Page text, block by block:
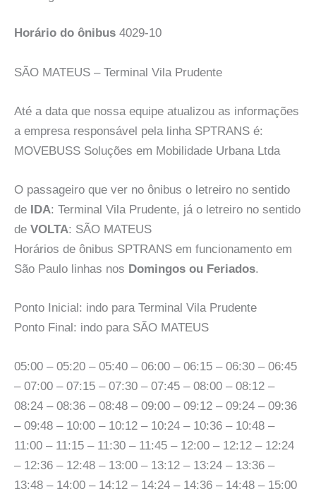
Horário do ônibus 4029-10
SÃO MATEUS – Terminal Vila Prudente
Até a data que nossa equipe atualizou as informações
a empresa responsável pela linha SPTRANS é:
MOVEBUSS Soluções em Mobilidade Urbana Ltda
O passageiro que ver no ônibus o letreiro no sentido
de IDA: Terminal Vila Prudente, já o letreiro no sentido
de VOLTA: SÃO MATEUS
Horários de ônibus SPTRANS em funcionamento em
São Paulo linhas nos Domingos ou Feriados.
Ponto Inicial: indo para Terminal Vila Prudente
Ponto Final: indo para SÃO MATEUS
05:00 – 05:20 – 05:40 – 06:00 – 06:15 – 06:30 – 06:45
– 07:00 – 07:15 – 07:30 – 07:45 – 08:00 – 08:12 –
08:24 – 08:36 – 08:48 – 09:00 – 09:12 – 09:24 – 09:36
– 09:48 – 10:00 – 10:12 – 10:24 – 10:36 – 10:48 –
11:00 – 11:15 – 11:30 – 11:45 – 12:00 – 12:12 – 12:24
– 12:36 – 12:48 – 13:00 – 13:12 – 13:24 – 13:36 –
13:48 – 14:00 – 14:12 – 14:24 – 14:36 – 14:48 – 15:00